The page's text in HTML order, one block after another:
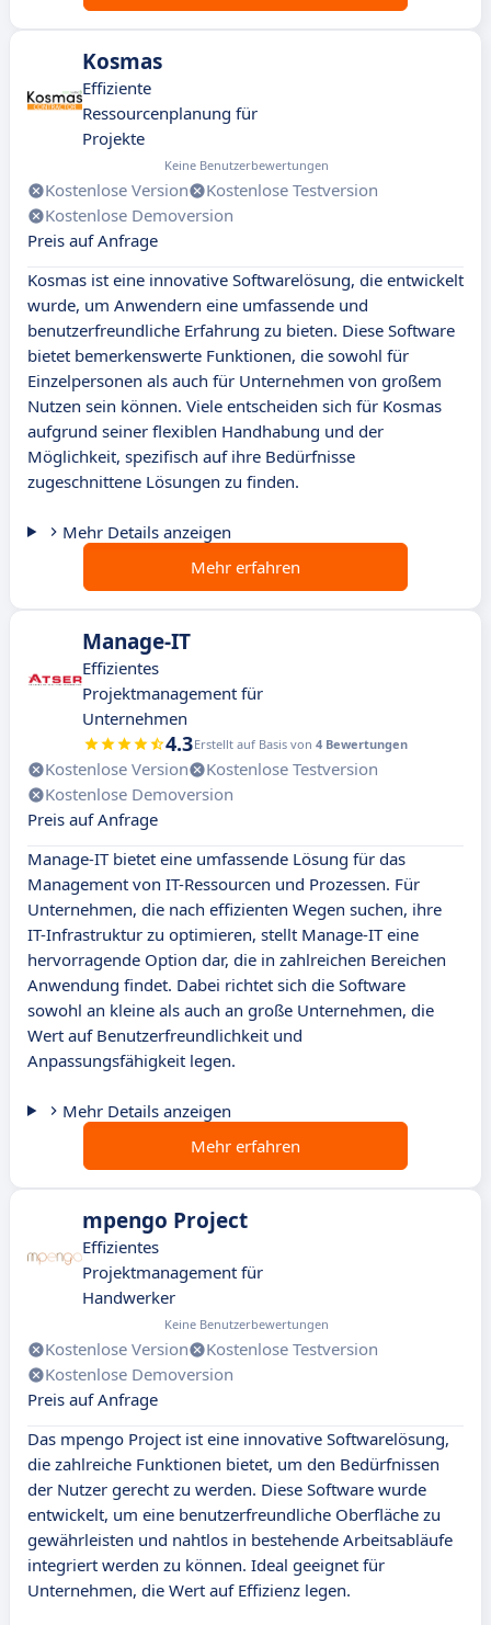
Kosmas
Effiziente
Ressourcenplanung für
Projekte
Keine Benutzerbewertungen
Kostenlose Version
Kostenlose Testversion
Kostenlose Demoversion
Preis auf Anfrage
Kosmas ist eine innovative Softwarelösung, die entwickelt
wurde, um Anwendern eine umfassende und
benutzerfreundliche Erfahrung zu bieten. Diese Software
bietet bemerkenswerte Funktionen, die sowohl für
Einzelpersonen als auch für Unternehmen von großem
Nutzen sein können. Viele entscheiden sich für Kosmas
aufgrund seiner flexiblen Handhabung und der
Möglichkeit, spezifisch auf ihre Bedürfnisse
zugeschnittene Lösungen zu finden.
Mehr Details anzeigen
Mehr erfahren
Manage-IT
Effizientes
Projektmanagement für
Unternehmen
4.3Erstellt auf Basis von 4 Bewertungen
Kostenlose Version
Kostenlose Testversion
Kostenlose Demoversion
Preis auf Anfrage
Manage-IT bietet eine umfassende Lösung für das
Management von IT-Ressourcen und Prozessen. Für
Unternehmen, die nach effizienten Wegen suchen, ihre
IT-Infrastruktur zu optimieren, stellt Manage-IT eine
hervorragende Option dar, die in zahlreichen Bereichen
Anwendung findet. Dabei richtet sich die Software
sowohl an kleine als auch an große Unternehmen, die
Wert auf Benutzerfreundlichkeit und
Anpassungsfähigkeit legen.
Mehr Details anzeigen
Mehr erfahren
mpengo Project
Effizientes
Projektmanagement für
Handwerker
Keine Benutzerbewertungen
Kostenlose Version
Kostenlose Testversion
Kostenlose Demoversion
Preis auf Anfrage
Das mpengo Project ist eine innovative Softwarelösung,
die zahlreiche Funktionen bietet, um den Bedürfnissen
der Nutzer gerecht zu werden. Diese Software wurde
entwickelt, um eine benutzerfreundliche Oberfläche zu
gewährleisten und nahtlos in bestehende Arbeitsabläufe
integriert werden zu können. Ideal geeignet für
Unternehmen, die Wert auf Effizienz legen.